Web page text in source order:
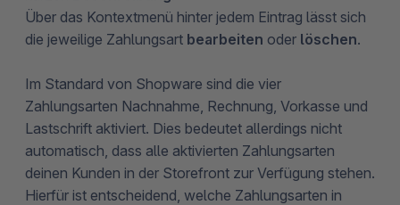
Über das Kontextmenü hinter jedem Eintrag lässt sich
die jeweilige Zahlungsart bearbeiten oder löschen.
Im Standard von Shopware sind die vier
Zahlungsarten Nachnahme, Rechnung, Vorkasse und
Lastschrift aktiviert. Dies bedeutet allerdings nicht
automatisch, dass alle aktivierten Zahlungsarten
deinen Kunden in der Storefront zur Verfügung stehen.
Hierfür ist entscheidend, welche Zahlungsarten in